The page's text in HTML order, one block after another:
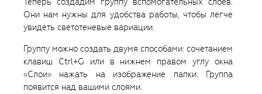
Они нам нужны для удобства работы, чтобы легче
увидеть светотеневые вариации.
Группу можно создать двумя способами: сочетанием
клавиш Ctrl+G или в нижнем правом углу окна
«Слои» нажать на изображение папки. Группа
появится над вашими слоями.